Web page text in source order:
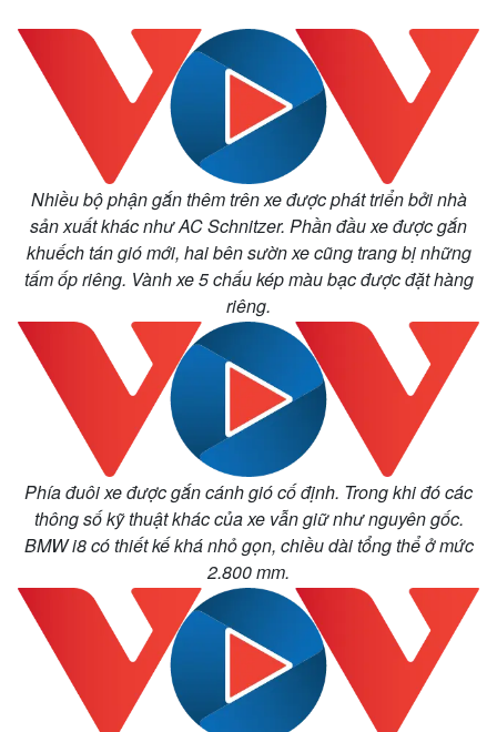
Thế giới
Cuộc sống đó đây
Multimedia
Video
Ảnh
E-Magazine
Infographic
Nhiều bộ phận gắn thêm trên xe được phát triển bởi nhà
sản xuất khác như AC Schnitzer. Phần đầu xe được gắn
khuếch tán gió mới, hai bên sườn xe cũng trang bị những
tấm ốp riêng. Vành xe 5 chấu kép màu bạc được đặt hàng
riêng.
Phía đuôi xe được gắn cánh gió cố định. Trong khi đó các
thông số kỹ thuật khác của xe vẫn giữ như nguyên gốc.
BMW i8 có thiết kế khá nhỏ gọn, chiều dài tổng thể ở mức
2.800 mm.